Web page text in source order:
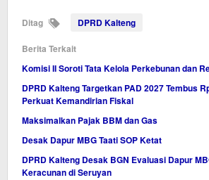
Ditag DPRD Kalteng
Berita Terkait
Komisi II Soroti Tata Kelola Perkebunan dan
DPRD Kalteng Targetkan PAD 2027 Tembus
Perkuat Kemandirian Fiskal
Maksimalkan Pajak BBM dan Gas
Desak Dapur MBG Taati SOP Ketat
DPRD Kalteng Desak BGN Evaluasi Dapur
Keracunan di Seruyan